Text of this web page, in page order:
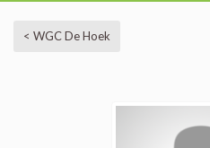
< WGC De Hoek